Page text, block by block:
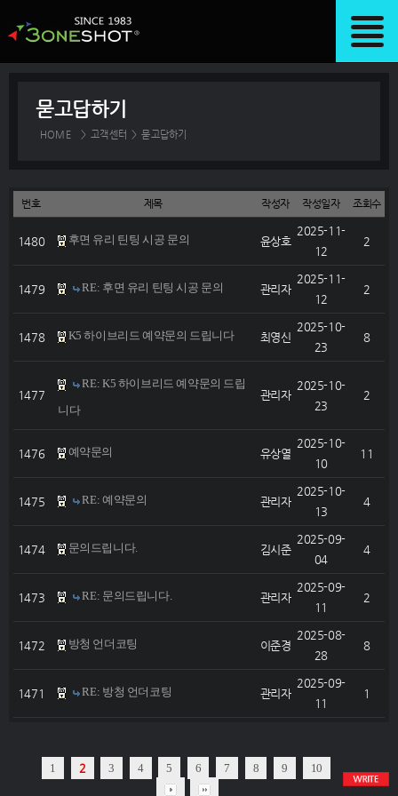
묻고답하기
HOME > 고객센터 > 묻고답하기
번호 제목 작성자 작성일자 조회수
1480 후면 유리 틴팅 시공 문의 윤상호
2025-11-
12
2
1479 RE: 후면 유리 틴팅 시공 문의 관리자
2025-11-
12
2
1478 K5 하이브리드 예약문의 드립니다 최영신
2025-10-
23
8
1477
RE: K5 하이브리드 예약문의 드립
니다
관리자
2025-10-
23
2
1476 예약문의 유상열
2025-10-
10
11
1475 RE: 예약문의 관리자
2025-10-
13
4
1474 문의드립니다. 김시준
2025-09-
04
4
1473 RE: 문의드립니다. 관리자
2025-09-
11
2
1472 방청 언더코팅 이준경
2025-08-
28
8
1471 RE: 방청 언더코팅 관리자
2025-09-
11
1
1 2 3 4 5 6 7 8 9 10